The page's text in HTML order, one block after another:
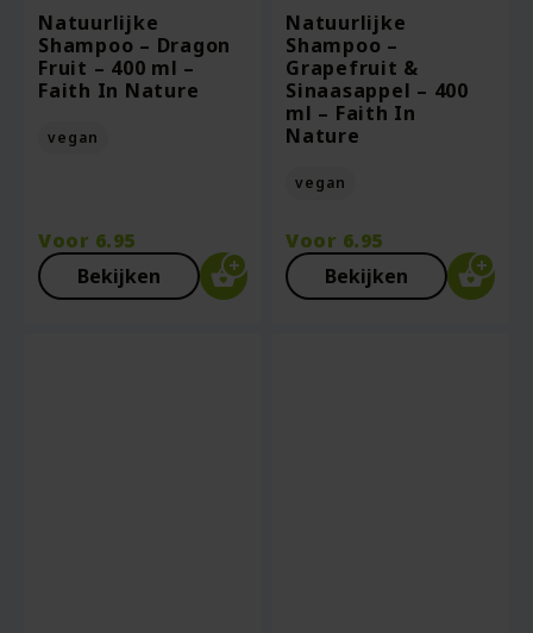
Natuurlijke
Shampoo – Dragon
Fruit – 400 ml –
Faith In Nature
vegan
Voor 6.95
Bekijken
Natuurlijke
Shampoo –
Grapefruit &
Sinaasappel – 400
ml – Faith In
Nature
vegan
Voor 6.95
Bekijken